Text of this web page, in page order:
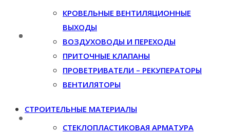
КРОВЕЛЬНЫЕ ВЕНТИЛЯЦИОННЫЕ
ВЫХОДЫ
ВОЗДУХОВОДЫ И ПЕРЕХОДЫ
ПРИТОЧНЫЕ КЛАПАНЫ
ПРОВЕТРИВАТЕЛИ – РЕКУПЕРАТОРЫ
ВЕНТИЛЯТОРЫ
СТРОИТЕЛЬНЫЕ МАТЕРИАЛЫ
СТЕКЛОПЛАСТИКОВАЯ АРМАТУРА